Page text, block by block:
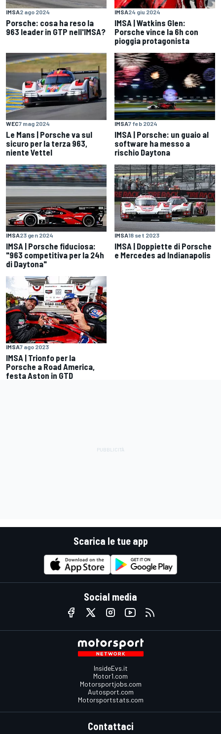
IMSA2 ago 2024
Porsche: cosa ha reso la
963 leader in GTP nell'IMSA?
IMSA24 giu 2024
IMSA | Watkins Glen:
Porsche vince la 6h con
pioggia protagonista
WEC7 mag 2024
Le Mans | Porsche va sul
sicuro per la terza 963,
niente Vettel
IMSA7 feb 2024
IMSA | Porsche: un guaio al
software ha messo a
rischio Daytona
IMSA23 gen 2024
IMSA | Porsche fiduciosa:
"963 competitiva per la 24h
di Daytona"
IMSA18 set 2023
IMSA | Doppiette di Porsche
e Mercedes ad Indianapolis
IMSA7 ago 2023
IMSA | Trionfo per la
Porsche a Road America,
festa Aston in GTD
Scarica le tue app
Social media
InsideEvs.it
Motor1.com
Motorsportjobs.com
Autosport.com
Motorsportstats.com
Contattaci